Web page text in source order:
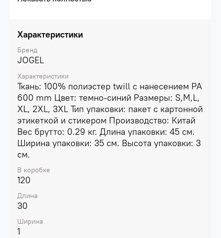
узнаваемого логотипа бренда. Яркая, легкая
спортивная манишка разработана специально для
тренировок и игр. Благодаря насыщенным цветам
спортсмен сможет быстро сориентироваться и
Легкий и прочный материал; Не выгорает на
солнце и быстро сохнет; Устойчива к износу;
Насыщенный цвет.
Характеристики
Бренд
JOGEL
Характеристики
Ткань: 100% полиэстер twill с нанесением PA
600 mm Цвет: темно-синий Размеры: S,M,L,
XL, 2XL, 3XL Тип упаковки: пакет с картонной
этикеткой и стикером Производство: Китай
Вес брутто: 0.29 кг. Длина упаковки: 45 см.
Ширина упаковки: 35 см. Высота упаковки: 3
см.
В коробке
120
Длина
30
Ширина
1